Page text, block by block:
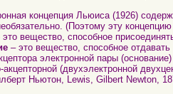
концепция Льюиса (1926)
(Поэтому эту
это вещество, способное
– это вещество, способное
электронной пары
акцепторной (двухэлектронной
Ньютон, Lewis, Gilbert Newton,